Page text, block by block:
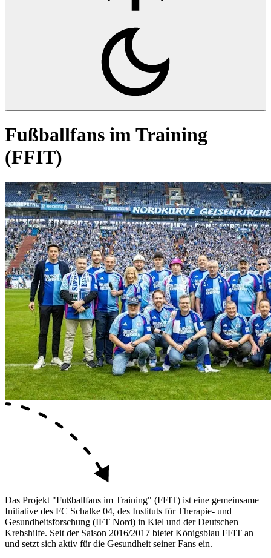
Fußballfans im Training
(FFIT)
Das Projekt "Fußballfans im Training" (FFIT) ist eine gemeinsame
Initiative des FC Schalke 04, des Instituts für Therapie- und
Gesundheitsforschung (IFT Nord) in Kiel und der Deutschen
Krebshilfe. Seit der Saison 2016/2017 bietet Königsblau FFIT an
und setzt sich aktiv für die Gesundheit seiner Fans ein.